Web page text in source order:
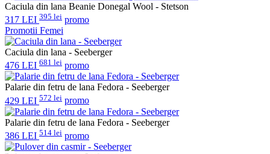
Caciula din lana Beanie Donegal Wool - Stetson
317 LEI 395 lei promo
Promotii Femei
Caciula din lana - Seeberger
476 LEI 681 lei promo
Palarie din fetru de lana Fedora - Seeberger
429 LEI 572 lei promo
Palarie din fetru de lana Fedora - Seeberger
386 LEI 514 lei promo